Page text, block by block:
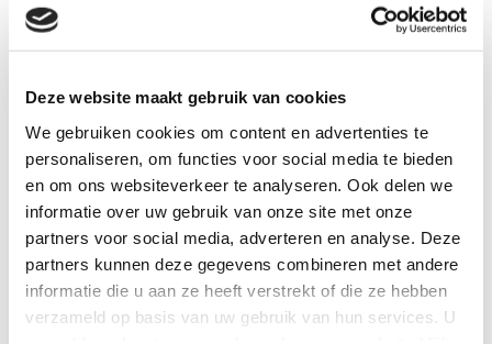
Deze website maakt gebruik van cookies
We gebruiken cookies om content en advertenties te
personaliseren, om functies voor social media te bieden
en om ons websiteverkeer te analyseren. Ook delen we
informatie over uw gebruik van onze site met onze
partners voor social media, adverteren en analyse. Deze
partners kunnen deze gegevens combineren met andere
informatie die u aan ze heeft verstrekt of die ze hebben
verzameld op basis van uw gebruik van hun services. U
dossier dan onmiddellijk moeten sluiten. Wel zullen wij nog steeds
van onze beroepsaansprakelijkheidsverzekering.
Facturering
De betalingsgegevens die u heeft verstrekt, gebruiken wij om
werkzaamheden te factureren.
Deze verwerking is noodzakelijk om de overeenkomst die u met
ons sluit uit te voeren.
Contact
contact met u op te nemen indien nodig, bijvoorbeeld om een